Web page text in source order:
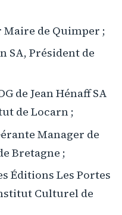
Maire de Quimper ;
SA, Président de
de Jean Hénaff SA
de Locarn ;
Manager de
Bretagne ;
Éditions Les Portes
Culturel de